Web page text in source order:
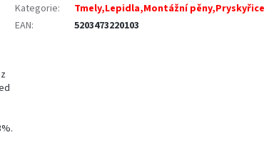
Kategorie:
Tmely,Lepidla,Montážní pěny,Pryskyřice
EAN: 5203473220103